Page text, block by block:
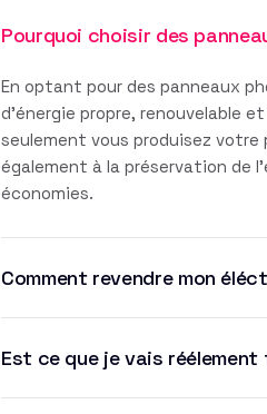
Pourquoi choisir des
En optant pour des panneaux
d'énergie propre, renouvelable
seulement vous produisez
également à la préservation de
économies.
Comment revendre mon
Est ce que je vais